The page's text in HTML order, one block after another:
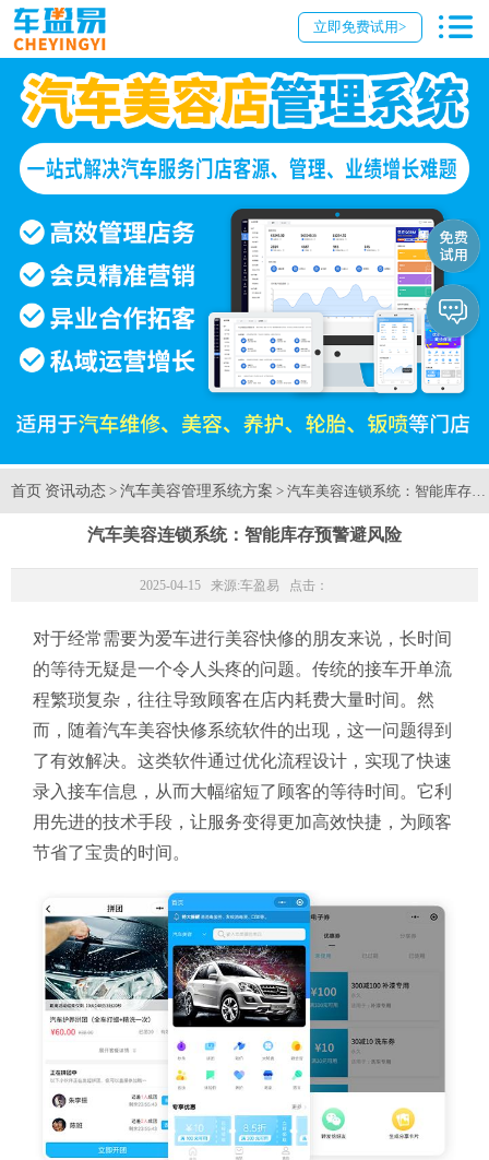
立即免费试用>
首页 资讯动态 > 汽车美容管理系统方案 > 汽车美容连锁系统：智能库存
汽车美容连锁系统：智能库存预警避风险
2025-04-15 来源:车盈易 点击：
对于经常需要为爱车进行美容快修的朋友来说，长时间
的等待无疑是一个令人头疼的问题。传统的接车开单流
程繁琐复杂，往往导致顾客在店内耗费大量时间。然
而，随着汽车美容快修系统软件的出现，这一问题得到
了有效解决。这类软件通过优化流程设计，实现了快速
录入接车信息，从而大幅缩短了顾客的等待时间。它利
用先进的技术手段，让服务变得更加高效快捷，为顾客
节省了宝贵的时间。